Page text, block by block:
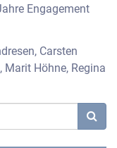
Engagement
Carsten
Marit Höhne, Regina